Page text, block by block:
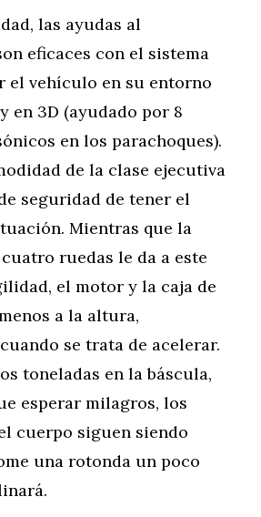
las ayudas al
eficaces con el sistema
el vehículo en su entorno
en 3D (ayudado por 8
en los parachoques).
de la clase ejecutiva
seguridad de tener el
Mientras que la
ruedas le da a este
el motor y la caja de
a la altura,
se trata de acelerar.
toneladas en la báscula,
esperar milagros, los
cuerpo siguen siendo
una rotonda un poco